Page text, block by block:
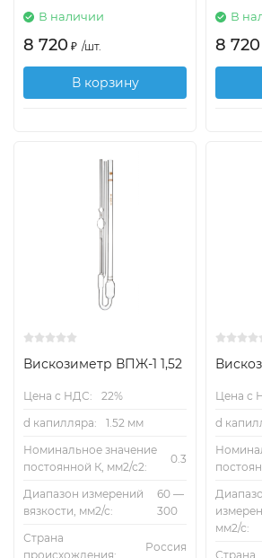
В наличии
8 720 ₽ /шт.
В корзину
В
8 720
Вискозиметр ВПЖ-1 1,52
Цена с НДС:
22%
d капилляра:
1.52 мм
Номинальное значение
постоянной К, мм2/с2:
0.3
Диапазон измерений
вязкости, мм2/с:
60 —
300
Страна
происхождения:
Россия
Цена с
d
мм2/с:
Страна